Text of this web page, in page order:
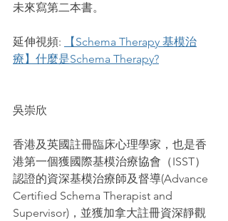
未來寫第二本書。
延伸視頻:
【Schema Therapy 基模治
療】什麼是Schema Therapy?
吳崇欣
香港及英國註冊臨床心理學家，也是香
港第一個獲國際基模治療協會（ISST）
認證的資深基模治療師及督導(Advance
Certified Schema Therapist and
Supervisor)，並獲加拿大註冊資深靜觀